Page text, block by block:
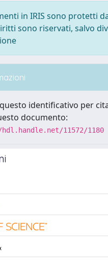
in IRIS sono protetti
sono riservati, salvo
identificativo per
documento:
11572/1180